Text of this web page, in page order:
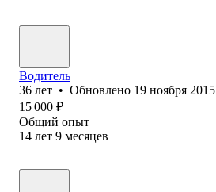
Водитель
36 лет • Обновлено 19 ноября 2015
15 000 ₽
Общий опыт
14 лет 9 месяцев